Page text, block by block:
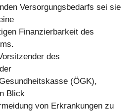
Versorgungsbedarfs sei sie
Finanzierbarkeit des
des
(ÖGK),
Blick
von Erkrankungen zu